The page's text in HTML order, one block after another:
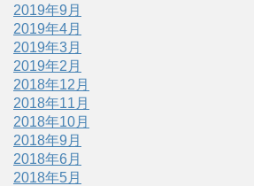
2019年9月
2019年4月
2019年3月
2019年2月
2018年12月
2018年11月
2018年10月
2018年9月
2018年6月
2018年5月